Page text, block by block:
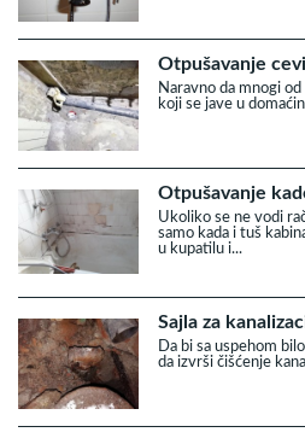
Otpušavanje cevi
Naravno da mnogi
koji se jave u
Otpušavanje
Ukoliko se ne vodi
samo kada i tuš
u kupatilu i...
Sajla za
Da bi sa uspehom
da izvrši čišćenje